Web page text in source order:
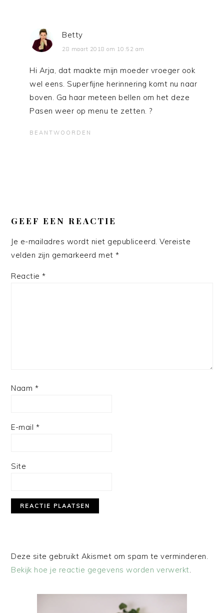
Betty
28 maart 2018 om 10:52 am
Hi Arja, dat maakte mijn moeder vroeger ook
wel eens. Superfijne herinnering komt nu naar
boven. Ga haar meteen bellen om het deze
Pasen weer op menu te zetten. ?
BEANTWOORDEN
GEEF EEN REACTIE
Je e-mailadres wordt niet gepubliceerd. Vereiste
velden zijn gemarkeerd met*
Reactie*
Naam *
E-mail *
Site
Deze site gebruikt Akismet om spam te verminderen.
Bekijk hoe je reactie gegevens worden verwerkt